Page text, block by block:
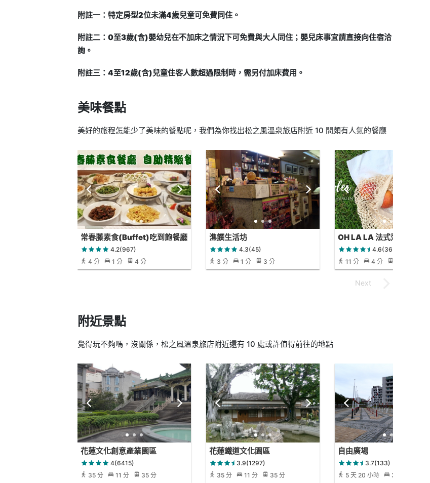
附註一：特定房型2位未滿4歲兒童可免費同住。
附註二：0至3歲(含)嬰幼兒在不加床之情況下可免費與大人同住；嬰兒床事宜請直接向住宿洽
詢。
附註三：4至12歲(含)兒童住客人數超過限制時，需另付加床費用。
美味餐點
美好的旅程怎能少了美味的餐點呢，我們為你找出松之風溫泉旅店附近 10 間頗有人氣的餐廳
常春藤素食(Buffet)吃到飽餐廳
4.2(967)
4 分
1 分 4 分
潗饌生活坊
4.3(45)
3 分
1 分 3 分
OH LA LA 法式薄餅 · 家常菜
4.6(365)
11 分
4 分
附近景點
覺得玩不夠嗎，沒關係，松之風溫泉旅店附近還有 10 處或許值得前往的地點
花蓮文化創意產業園區
4(6415)
35 分
11 分 35 分
花蓮鐵道文化園區
3.9(1297)
35 分
11 分 35 分
自由廣場
3.7(133)
5 天 20 小時
3 小時 17 分